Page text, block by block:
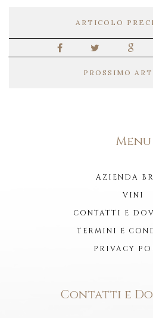
ARTICOLO
PROSSIMO
Menu
AZIENDA
VINI
CONTATTI E
TERMINI E
PRIVACY
Contatti e